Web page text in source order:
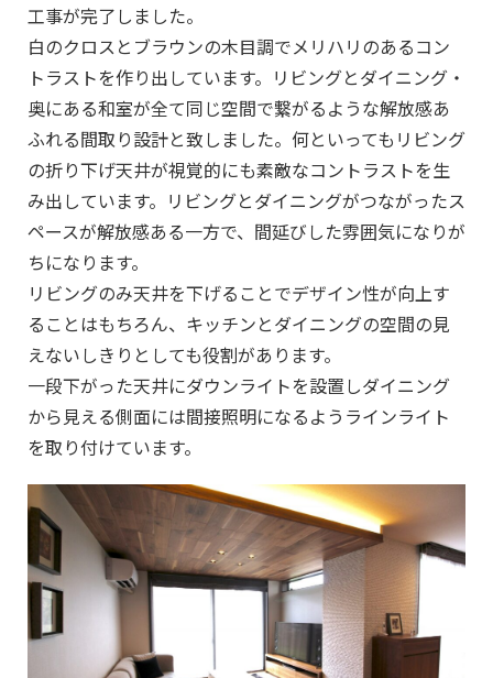
工事が完了しました。
白のクロスとブラウンの木目調でメリハリのあるコン
トラストを作り出しています。リビングとダイニング・
奥にある和室が全て同じ空間で繋がるような解放感あ
ふれる間取り設計と致しました。何といってもリビング
の折り下げ天井が視覚的にも素敵なコントラストを生
み出しています。リビングとダイニングがつながったス
ペースが解放感ある一方で、間延びした雰囲気になりが
ちになります。
リビングのみ天井を下げることでデザイン性が向上す
ることはもちろん、キッチンとダイニングの空間の見
えないしきりとしても役割があります。
一段下がった天井にダウンライトを設置しダイニング
から見える側面には間接照明になるようラインライト
を取り付けています。